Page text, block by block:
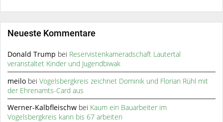
Neueste Kommentare
Donald Trump bei Reservistenkameradschaft Lautertal
veranstaltet Kinder und Jugendbiwak
meilo beiVogelsbergkreis zeichnet Dominik und Florian Rühl mit
der Ehrenamts-Card aus
Werner-Kalbfleischw bei Kaum ein Bauarbeiter im
Vogelsbergkreis kann bis 67 arbeiten